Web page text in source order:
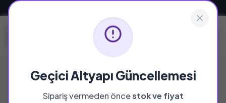
Geçici Altyapı Güncellemesi
Sipariş vermeden öncestok ve fiyat